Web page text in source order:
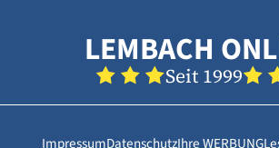
LEMBACH
Seit 1999
ImpressumDatenschutzIhre WERBUNG